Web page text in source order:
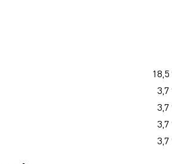
18,5
3,7
3,7
3,7
3,7